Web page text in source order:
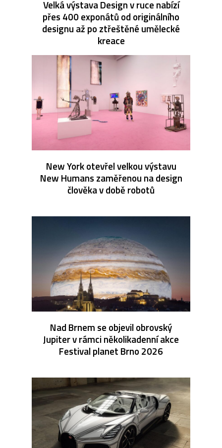
Velká výstava Design v ruce nabízí
přes 400 exponátů od originálního
designu až po ztřeštěné umělecké
kreace
New York otevřel velkou výstavu
New Humans zaměřenou na design
člověka v době robotů
Nad Brnem se objevil obrovský
Jupiter v rámci několikadenní akce
Festival planet Brno 2026